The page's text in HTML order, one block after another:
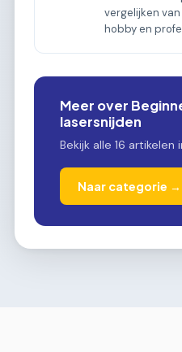
vergelijken
hobby en
Meer over
lasersnijden
Bekijk alle 16
Naar categorie →